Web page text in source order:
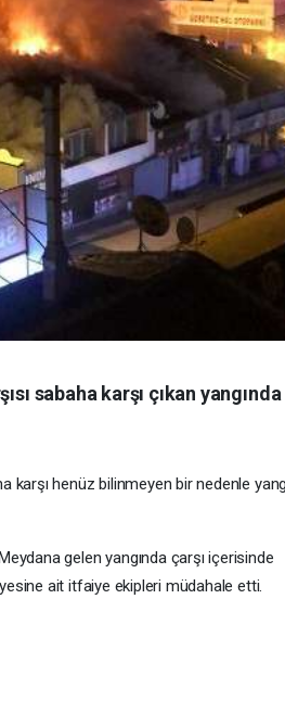
sabaha karşı çıkan yangında
karşı henüz bilinmeyen bir nedenle
gelen yangında çarşı içerisinde
ait itfaiye ekipleri müdahale etti.